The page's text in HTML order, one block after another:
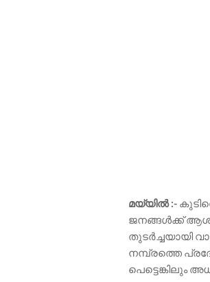
മയ്യിൽ :-
ജനങ്ങൾക്ക്
തുടർച്ചയായി
നമ്പ്രത്തെ
പെട്ടെങ്കിലും